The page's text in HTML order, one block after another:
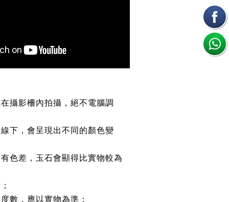
攝影柵內拍攝，絕不電腦調
下，會呈現出不同的顏色變
色差，玉石會顯得比實物較為
數，應以實物為準；